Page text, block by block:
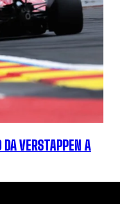
VERSTAPPEN A